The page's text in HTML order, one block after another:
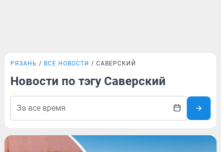
РЯЗАНЬ ВСЕ НОВОСТИ САВЕРСКИЙ
Новости по тэгу Саверский